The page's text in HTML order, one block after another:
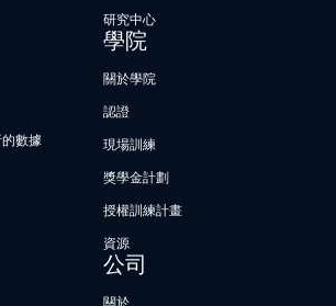
數據
研究中心
學院
關於學院
認證
現場訓練
獎學金計劃
授權訓練計畫
資源
公司
關於